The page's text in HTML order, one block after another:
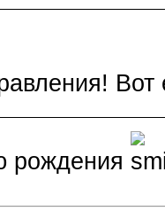
рождения